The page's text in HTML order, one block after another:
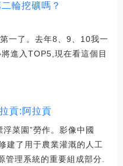
輪挖礦嗎？
一了。去年8、9、10我一
進入TOP5,現在看這個目
貢:阿拉貢
菜園”勞作。影像中國
建了用于農業灌溉的人工
管理系統的重要組成部分.